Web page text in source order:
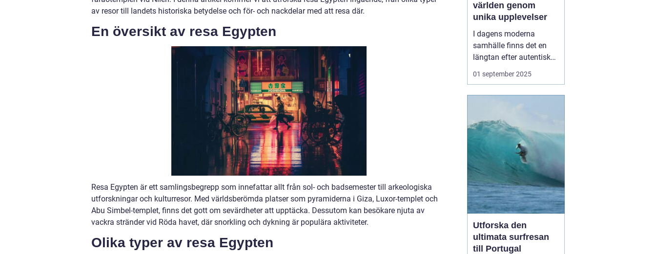
av resor till landets historiska betydelse och för- och nackdelar med att resa där.
En översikt av resa Egypten
Resa Egypten är ett samlingsbegrepp som innefattar allt från sol- och badsemester till arkeologiska
utforskningar och kulturresor. Med världsberömda platser som pyramiderna i Giza, Luxor-templet och
Abu Simbel-templet, finns det gott om sevärdheter att upptäcka. Dessutom kan besökare njuta av
vackra stränder vid Röda havet, där snorkling och dykning är populära aktiviteter.
Olika typer av resa Egypten
världen genom
unika upplevelser
I dagens moderna
samhälle finns det en
längtan efter autentiska
och minnesvärda
reseupplevelser som går
för många resenärer so...
01 september 2025
Utforska den
ultimata surfresan
till Portugal